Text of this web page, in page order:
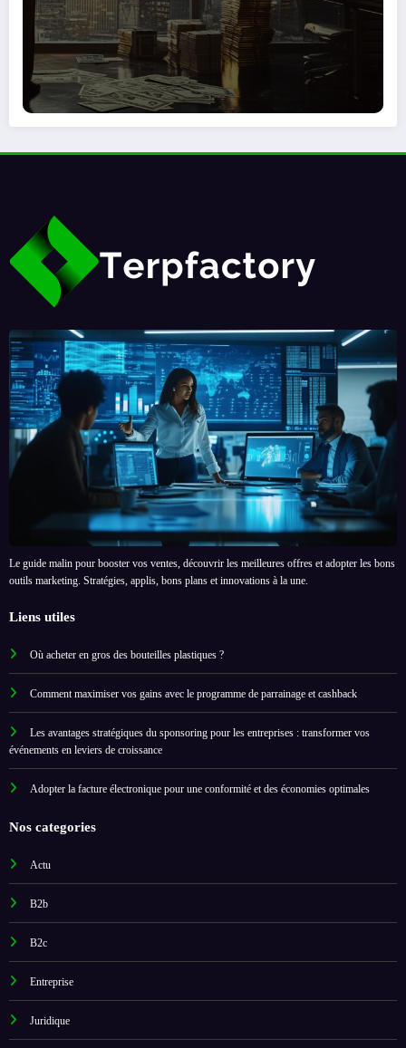
Le guide malin pour booster vos ventes, découvrir les meilleures offres et adopter les bons
outils marketing. Stratégies, applis, bons plans et innovations à la une.
Liens utiles
Où acheter en gros des bouteilles plastiques ?
Comment maximiser vos gains avec le programme de parrainage et cashback
Les avantages stratégiques du sponsoring pour les entreprises : transformer vos
événements en leviers de croissance
Adopter la facture électronique pour une conformité et des économies optimales
Nos categories
Actu
B2b
B2c
Entreprise
Juridique